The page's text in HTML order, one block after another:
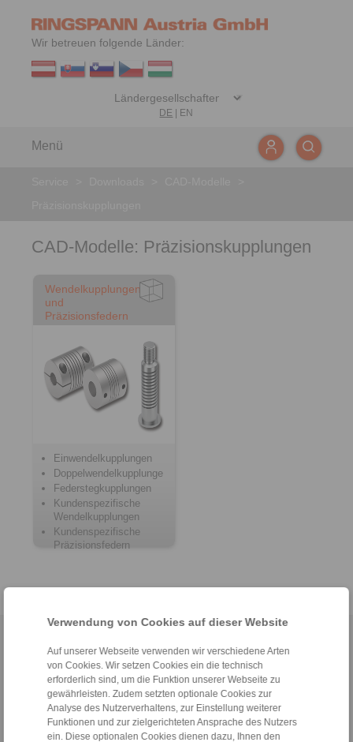
Verwendung von Cookies auf dieser Website
Auf unserer Webseite verwenden wir verschiedene Arten
von Cookies. Wir setzen Cookies ein die technisch
erforderlich sind, um die Funktion unserer Webseite zu
gewährleisten. Zudem setzten optionale Cookies zur
Analyse des Nutzerverhaltens, zur Einstellung weiterer
Funktionen und zur zielgerichteten Ansprache des Nutzers
ein. Diese optionalen Cookies dienen dazu, Ihnen den
Wir betreuen folgende Länder:
DE EN
Menü
CAD-Modelle: Präzisionskupplungen​
Wendelkupplungen
und
Präzisionsfedern
Einwendelkupplungen
Doppelwendelkupplungen
Federstegkupplungen
Kundenspezifische
Wendelkupplungen
Kundenspezifische
Präzisionsfedern
Allgemeine Verkaufsbedingungen|Login